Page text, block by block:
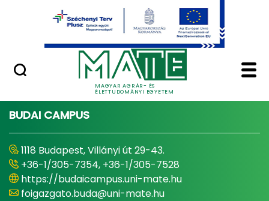
Ugrás a fő tartalomhoz
MAGYAR AGRÁR- ÉS
ÉLETTUDOMÁNYI EGYETEM
Minőségügy
Home - Magyar
BUDAI CAMPUS
1118 Budapest, Villányi út 29-43.
+36-1/305-7354, +36-1/305-7528
https://budaicampus.uni-mate.hu
foigazgato.buda@uni-mate.hu